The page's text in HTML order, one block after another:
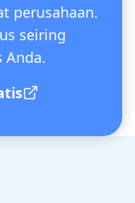
perusahaan.
seiring
Anda.